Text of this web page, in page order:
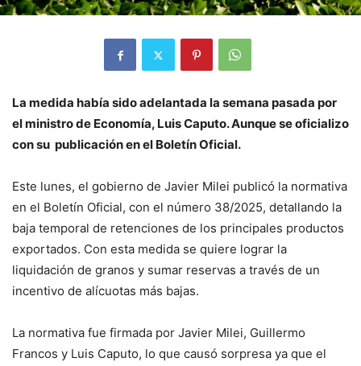
La medida había sido adelantada la semana pasada por
el ministro de Economía, Luis Caputo. Aunque se oficializo
con su publicación en el Boletín Oficial.
Este lunes, el gobierno de Javier Milei publicó la normativa
en el Boletín Oficial, con el número 38/2025, detallando la
baja temporal de retenciones de los principales productos
exportados. Con esta medida se quiere lograr la
liquidación de granos y sumar reservas a través de un
incentivo de alícuotas más bajas.
La normativa fue firmada por Javier Milei, Guillermo
Francos y Luis Caputo, lo que causó sorpresa ya que el